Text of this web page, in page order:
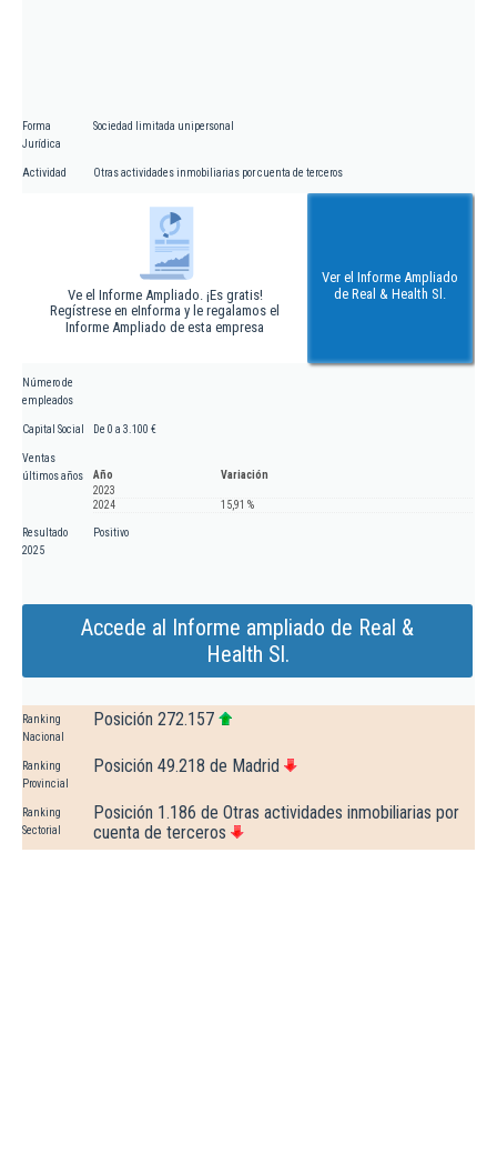
Forma
Jurídica
Sociedad limitada unipersonal
Actividad Otras actividades inmobiliarias por cuenta de terceros
Ve el Informe Ampliado. ¡Es gratis!
Regístrese en eInforma y le regalamos el
Informe Ampliado de esta empresa
Ver el Informe Ampliado
de Real & Health Sl.
Número de
empleados
Capital Social De 0 a 3.100 €
Ventas
últimos años
Año
Variación
2023
2024
15,91 %
Resultado
2025
Positivo
Accede al Informe ampliado de Real &
Health Sl.
Ranking
Nacional
Posición 272.157
Ranking
Provincial
Posición 49.218 de Madrid
Ranking
Sectorial
Posición 1.186 de Otras actividades inmobiliarias por
cuenta de terceros